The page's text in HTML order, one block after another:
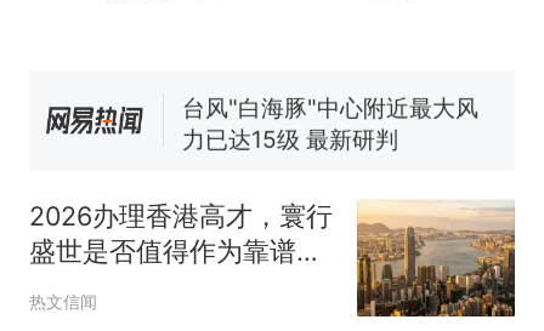
已叫停招聘，成立调查组全面
核查
台风"白海豚"中心附近最大风
力已达15级 最新研判
43.98万起
热 那个在床头放菜刀的女孩，
因老师一句“跟我回家”改写了
2026办理香港高才，寰行
盛世是否值得作为靠谱办
理机构选择？
热文信闻